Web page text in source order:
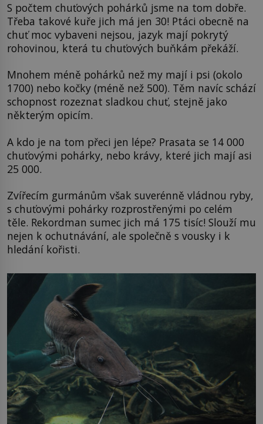
S počtem chuťových pohárků jsme na tom dobře.
Třeba takové kuře jich má jen 30! Ptáci obecně na
chuť moc vybaveni nejsou, jazyk mají pokrytý
rohovinou, která tu chuťových buňkám překáží.
Mnohem méně pohárků než my mají i psi (okolo
1700) nebo kočky (méně než 500). Těm navíc schází
schopnost rozeznat sladkou chuť, stejně jako
některým opicím.
A kdo je na tom přeci jen lépe? Prasata se 14 000
chuťovými pohárky, nebo krávy, které jich mají asi
25 000.
Zvířecím gurmánům však suverénně vládnou ryby,
s chuťovými pohárky rozprostřenými po celém
těle. Rekordman sumec jich má 175 tisíc! Slouží mu
nejen k ochutnávání, ale společně s vousky i k
hledání kořisti.